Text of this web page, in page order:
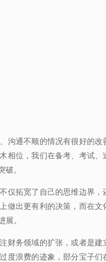
沟通不顺的情况有很好的
相位，我们在备考、考试
。
仅拓宽了自己的思维边界
做出更有利的决策，而在
。
财务领域的扩张，或者是
度浪费的迹象，部分宝子们